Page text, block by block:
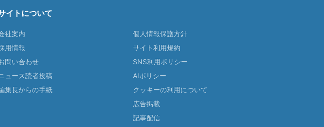
イトについて
社案内
用情報
問い合わせ
ニュース読者投稿
集長からの手紙
個人情報保護方針
サイト利用規約
SNS利用ポリシー
AIポリシー
クッキーの利用について
広告掲載
記事配信